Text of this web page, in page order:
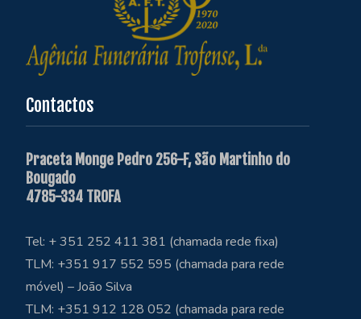
Contactos
Praceta Monge Pedro 256-F, São Martinho do
Bougado
4785-334 TROFA
Tel: + 351 252 411 381 (chamada rede fixa)
TLM: +351 917 552 595 (chamada para rede
móvel) – João Silva
TLM: +351 912 128 052 (chamada para rede